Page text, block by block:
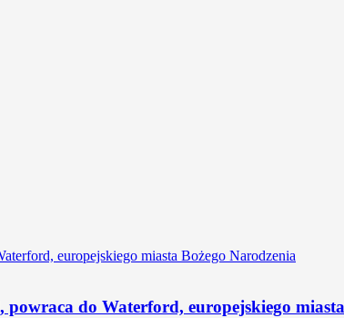
do Waterford, europejskiego